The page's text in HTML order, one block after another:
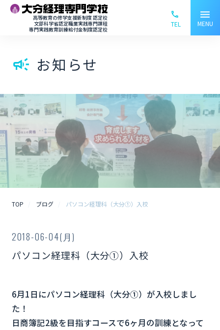
高等教育の修学支援新制度 認定校
文部科学省認定職業実践専門課程
専門実践教育訓練給付金制度認定校
TEL
menu
MENU
campaign お知らせ
TOP ブログ パソコン経理科（大分①）入校
2018-06-04(月)
パソコン経理科（大分①）入校
6月1日にパソコン経理科（大分①）が入校しまし
た！
日商簿記2級を目指すコースで6ヶ月の訓練となって